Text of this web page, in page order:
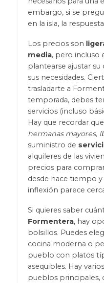
embargo, si se
en la isla, la
Los precios son
media, pero incluso
plantearse ajustar
sus necesidades.
trasladarte a
temporada, debes
servicios (incluso
Hay que recordar que
hermanas mayores,
suministro de
alquileres de las
precios para
desde hace tiempo
inflexión parece
Si quieres saber
Formentera, hay
bolsillos. Puedes
cocina moderna o
pueblo con platos
asequibles. Hay
pueblos principales,